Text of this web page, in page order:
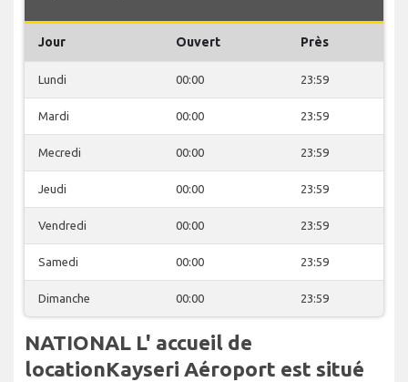
Jour Ouvert Près
Lundi 00:00 23:59
Mardi 00:00 23:59
Mecredi 00:00 23:59
Jeudi 00:00 23:59
Vendredi 00:00 23:59
Samedi 00:00 23:59
Dimanche 00:00 23:59
NATIONAL L' accueil de
locationKayseri Aéroport est situé